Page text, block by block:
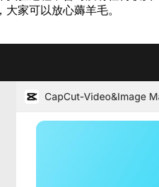
家可以放心薅羊毛。